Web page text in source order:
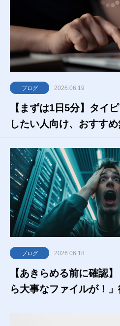
ブログ 2026.06.19
【まずは1日5分】タイ
したい人向け、おすす
め
ブログ 2026.06.18
【あきらめる前に確認
ら大事なファイルが！